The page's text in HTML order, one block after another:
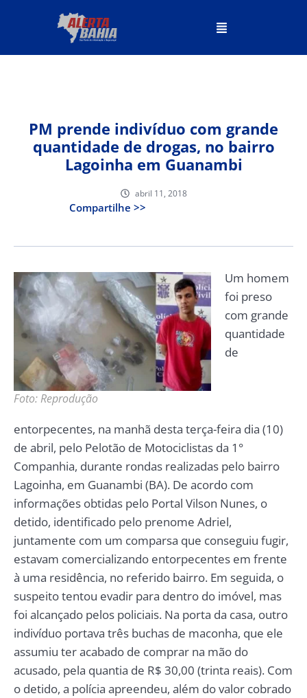
PM prende indivíduo com grande
quantidade de drogas, no bairro
Lagoinha em Guanambi
abril 11, 2018
Compartilhe >>
Foto: Reprodução
Um homem
foi preso
com grande
quantidade
de
entorpecentes, na manhã desta terça-feira dia (10)
de abril, pelo Pelotão de Motociclistas da 1°
Companhia, durante rondas realizadas pelo bairro
Lagoinha, em Guanambi (BA). De acordo com
informações obtidas pelo Portal Vilson Nunes, o
detido, identificado pelo prenome Adriel,
juntamente com um comparsa que conseguiu fugir,
estavam comercializando entorpecentes em frente
à uma residência, no referido bairro. Em seguida, o
suspeito tentou evadir para dentro do imóvel, mas
foi alcançado pelos policiais. Na porta da casa, outro
indivíduo portava três buchas de maconha, que ele
assumiu ter acabado de comprar na mão do
acusado, pela quantia de R$ 30,00 (trinta reais). Com
o detido, a polícia apreendeu, além do valor cobrado